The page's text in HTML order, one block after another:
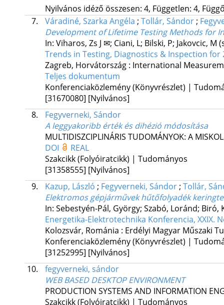
Nyilvános idéző összesen: 4, Független: 4,
7.
Váradiné, Szarka Angéla ; Tollár, Sándor;
Development of Lifetime Testing Methods for
In: Viharos, Zs J ✉; Ciani, L; Bilski, P; Jakovcic, M
Trends in Testing, Diagnostics & Inspection for
Zagreb, Horvátország : International
Teljes dokumentum
Konferenciaközlemény (Könyvrészlet) |
[31670080] [Nyilvános]
8.
Fegyverneki, Sándor
A leggyakoribb érték és dihézió módosítása
MULTIDISZCIPLINÁRIS TUDOMÁNYOK: A
DOI
REAL
Szakcikk (Folyóiratcikk) | Tudományos
[31358555] [Nyilvános]
9.
Kazup, László ; Fegyverneki, Sándor; Tollár,
Elektromos gépjárművek hűtőfolyadék
In: Sebestyén-Pál, György; Szabó, Loránd;
Energetika-Elektrotechnika Konferencia, XXIX.
Kolozsvár, Románia : Erdélyi Magyar Műszaki
Konferenciaközlemény (Könyvrészlet) |
[31252995] [Nyilvános]
10.
fegyverneki, sándor
WEB BASED DESKTOP ENVIRONMENT
PRODUCTION SYSTEMS AND INFORMATION
Szakcikk (Folyóiratcikk) | Tudományos